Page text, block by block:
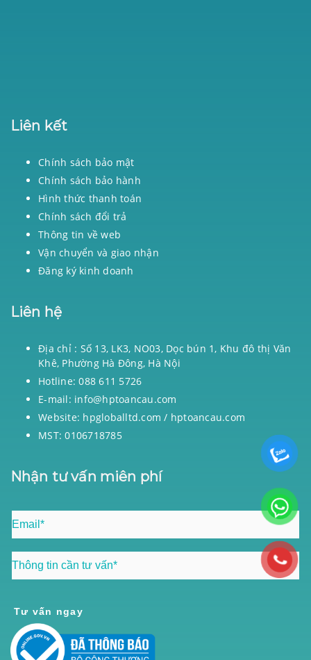
Liên kết
Chính sách bảo mật
Chính sách bảo hành
Hình thức thanh toán
Chính sách đổi trả
Thông tin về web
Vận chuyển và giao nhận
Đăng ký kinh doanh
Liên hệ
Địa chỉ : Số 13, LK3, NO03, Dọc bún 1, Khu đô thị Văn
Khê, Phường Hà Đông, Hà Nội
Hotline: 088 611 5726
E-mail: info@hptoancau.com
Website: hpgloballtd.com / hptoancau.com
MST: 0106718785
Nhận tư vấn miên phí
Tư vấn ngay